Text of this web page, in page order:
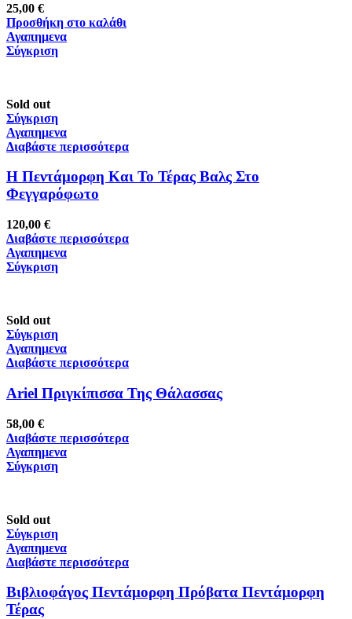
25,00 €
Προσθήκη στο καλάθι
Αγαπημενα
Σύγκριση
Sold out
Σύγκριση
Αγαπημενα
Διαβάστε περισσότερα
Η Πεντάμορφη Και Το Τέρας Βαλς Στο
Φεγγαρόφωτο
120,00 €
Διαβάστε περισσότερα
Αγαπημενα
Σύγκριση
Sold out
Σύγκριση
Αγαπημενα
Διαβάστε περισσότερα
Ariel Πριγκίπισσα Της Θάλασσας
58,00 €
Διαβάστε περισσότερα
Αγαπημενα
Σύγκριση
Sold out
Σύγκριση
Αγαπημενα
Διαβάστε περισσότερα
Bιβλιοφάγος Πεντάμορφη Πρόβατα Πεντάμορφη
Τέρας